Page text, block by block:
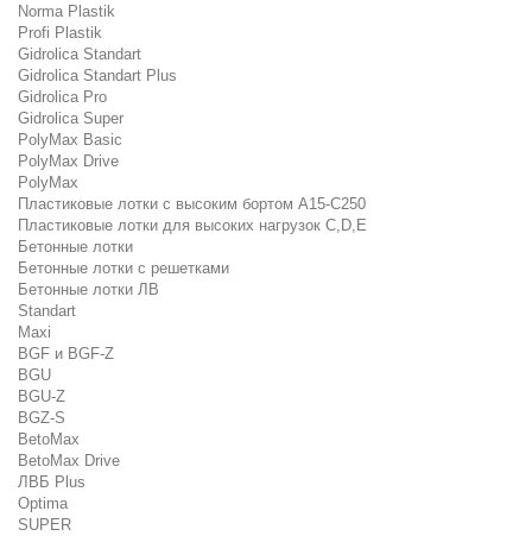
Norma Plastik
Profi Plastik
Gidrolica Standart
Gidrolica Standart Plus
Gidrolica Pro
Gidrolica Super
PolyMax Basic
PolyMax Drive
PolyMax
Пластиковые лотки с высоким бортом А15-C250
Пластиковые лотки для высоких нагрузок C,D,E
Бетонные лотки
Бетонные лотки с решетками
Бетонные лотки ЛВ
Standart
Maxi
BGF и BGF-Z
BGU
BGU-Z
BGZ-S
BetoMax
BetoMax Drive
ЛВБ Plus
Optima
SUPER